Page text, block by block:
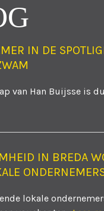
IN DE
van Han Buijsse is
IN BREDA
lokale